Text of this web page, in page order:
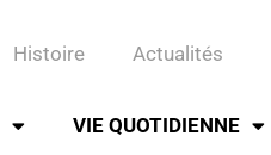
Histoire Actualités
VIE QUOTIDIENNE